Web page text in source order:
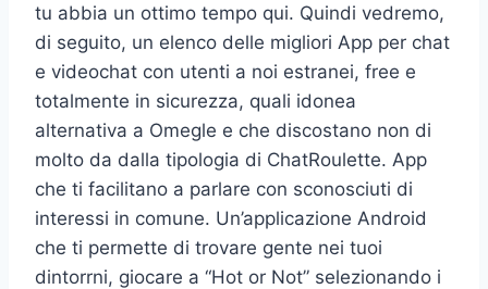
tu abbia un ottimo tempo qui. Quindi vedremo,
di seguito, un elenco delle migliori App per chat
e videochat con utenti a noi estranei, free e
totalmente in sicurezza, quali idonea
alternativa a Omegle e che discostano non di
molto da dalla tipologia di ChatRoulette. App
che ti facilitano a parlare con sconosciuti di
interessi in comune. Un’applicazione Android
che ti permette di trovare gente nei tuoi
dintorrni, giocare a “Hot or Not” selezionando i